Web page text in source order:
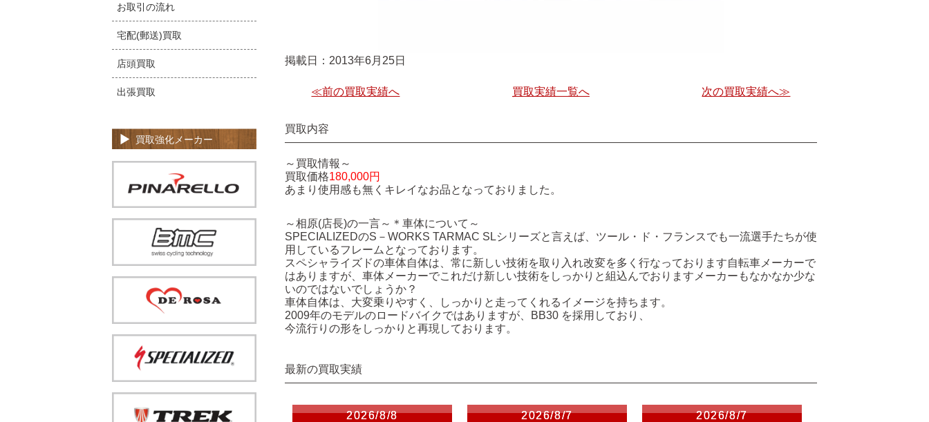
掲載日：2013年6月25日
≪前の買取実績へ 買取実績一覧へ 次の買取実績へ≫
買取内容
～買取情報～
買取価格180,000円
あまり使用感も無くキレイなお品となっておりました。
～相原(店長)の一言～＊車体について～
SPECIALIZEDのS－WORKS TARMAC SLシリーズと言えば、ツール・ド・フランスでも一流選手たちが使
用しているフレームとなっております。
スペシャライズドの車体自体は、常に新しい技術を取り入れ改変を多く行なっております自転車メーカーで
はありますが、車体メーカーでこれだけ新しい技術をしっかりと組込んでおりますメーカーもなかなか少な
いのではないでしょうか？
車体自体は、大変乗りやすく、しっかりと走ってくれるイメージを持ちます。
2009年のモデルのロードバイクではありますが、BB30 を採用しており、
今流行りの形をしっかりと再現しております。
最新の買取実績
2026/8/8 2026/8/7 2026/8/7
お取引の流れ
宅配(郵送)買取
店頭買取
出張買取
買取強化メーカー